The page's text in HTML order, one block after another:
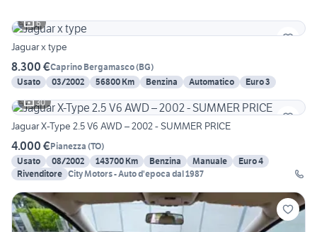
6
Jaguar x type
8.300 €Caprino Bergamasco(BG)
Usato
03/2002 56800 Km Benzina Automatico
Euro 3
30
Jaguar X-Type 2.5 V6 AWD – 2002 - SUMMER PRICE
4.000 €Pianezza (TO)
Usato
08/2002 143700 Km Benzina Manuale
Euro 4
Rivenditore City Motors - Auto d'epoca dal 1987